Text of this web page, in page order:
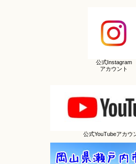
公式Instagram
アカウント
公式YouTubeアカウ